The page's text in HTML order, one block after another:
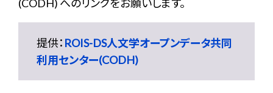
(CODH) へのリンクをお願いします。
提供： ROIS-DS人文学オープンデータ共同
利用センター(CODH)